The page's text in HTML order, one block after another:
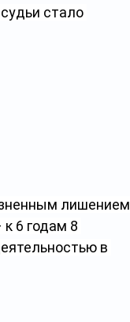
стало
лишением
6 годам 8
в